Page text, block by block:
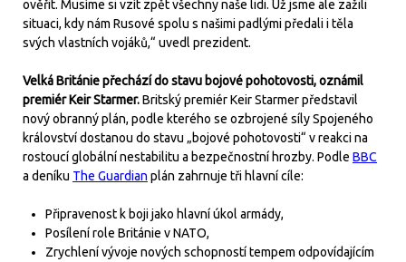
ověřit. Musíme si vzít zpět všechny naše lidi. Už jsme ale zažili
situaci, kdy nám Rusové spolu s našimi padlými předali i těla
svých vlastních vojáků,“ uvedl prezident.
Velká Británie přechází do stavu bojové pohotovosti, oznámil
premiér Keir Starmer.Britský premiér Keir Starmer představil
nový obranný plán, podle kterého se ozbrojené síly Spojeného
království dostanou do stavu „bojové pohotovosti“ v reakci na
rostoucí globální nestabilitu a bezpečnostní hrozby. Podle BBC
a deníku The Guardian plán zahrnuje tři hlavní cíle:
Připravenost k boji jako hlavní úkol armády,
Posílení role Británie v NATO,
Zrychlení vývoje nových schopností tempem odpovídajícím